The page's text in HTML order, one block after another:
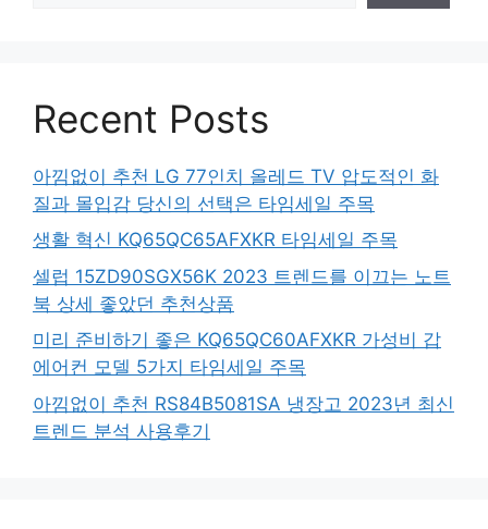
Recent Posts
아낌없이 추천 LG 77인치 올레드 TV 압도적인 화
질과 몰입감 당신의 선택은 타임세일 주목
생활 혁신 KQ65QC65AFXKR 타임세일 주목
셀럽 15ZD90SGX56K 2023 트렌드를 이끄는 노트
북 상세 좋았던 추천상품
미리 준비하기 좋은 KQ65QC60AFXKR 가성비 갑
에어컨 모델 5가지 타임세일 주목
아낌없이 추천 RS84B5081SA 냉장고 2023년 최신
트렌드 분석 사용후기